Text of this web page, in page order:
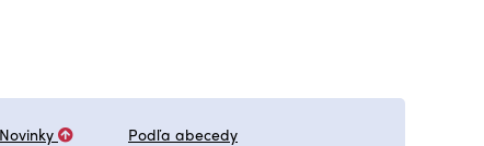
Novinky Podľa abecedy